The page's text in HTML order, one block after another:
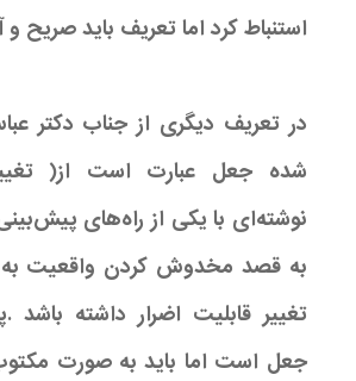
استنباط کرد اما تعریف باید صریح و
در تعریف دیگری از جناب دکتر
شده جعل عبارت است از(
نوشته‌ای با یکی از راه‌های
به قصد مخدوش کردن واقعیت به
تغییر قابلیت اضرار داشته
جعل است اما باید به صورت